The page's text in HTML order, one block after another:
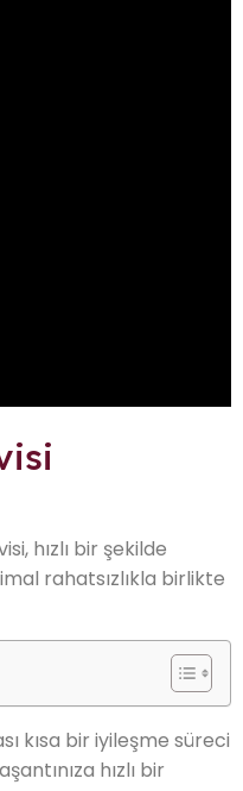
hızlı bir şekilde
rahatsızlıkla birlikte
kısa bir iyileşme süreci
hızlı bir